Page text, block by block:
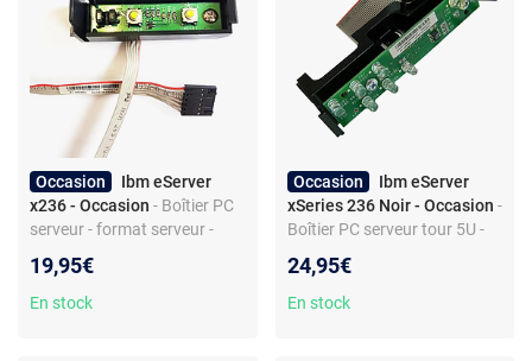
Occasion
Ibm eServer
x236 - Occasion - Boîtier PC
serveur - format serveur -
19,95€
En stock
Occasion
Ibm eServer
xSeries 236 Noir - Occasion -
Boîtier PC serveur tour 5U -
métal et plastique
24,95€
En stock